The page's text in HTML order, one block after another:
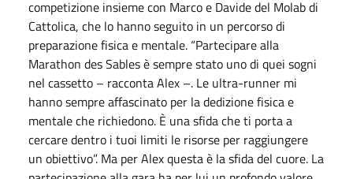
competizione insieme con Marco e Davide del Molab di
Cattolica, che lo hanno seguito in un percorso di
preparazione fisica e mentale. “Partecipare alla
Marathon des Sables è sempre stato uno di quei sogni
nel cassetto – racconta Alex –. Le ultra-runner mi
hanno sempre affascinato per la dedizione fisica e
mentale che richiedono. È una sfida che ti porta a
cercare dentro i tuoi limiti le risorse per raggiungere
un obiettivo”. Ma per Alex questa è la sfida del cuore. La